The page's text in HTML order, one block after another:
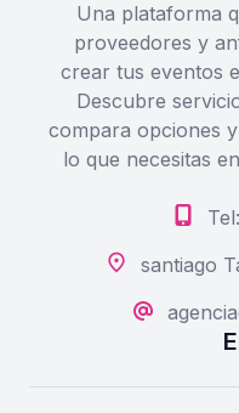
Una plataforma
proveedores y
crear tus eventos
Descubre
compara opciones
lo que necesitas
santiago